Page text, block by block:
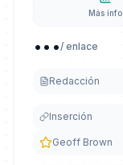
Más info
.../ enlace
Redacción
Inserción
Geoff Brown